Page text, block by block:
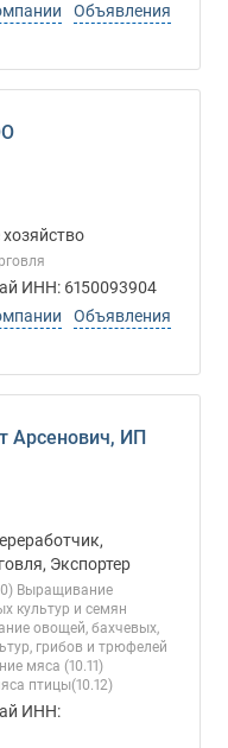
Объявления
ИНН: 6150093904
Объявления
Арсенович, ИП
Экспортер
Выращивание
культур и семян
овощей, бахчевых,
грибов и трюфелей
мяса (10.11)
птицы(10.12)
ИНН: